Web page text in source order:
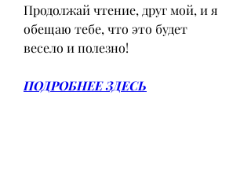
Продолжай чтение, друг мой, и я
обещаю тебе, что это будет
весело и полезно!
ПОДРОБНЕЕ ЗДЕСЬ